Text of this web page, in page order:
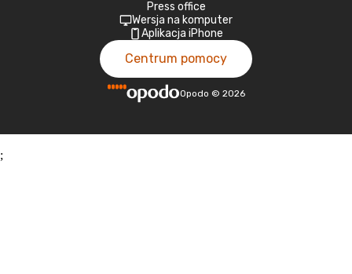
Press office
Wersja na komputer
Aplikacja iPhone
Centrum pomocy
Opodo © 2026
;